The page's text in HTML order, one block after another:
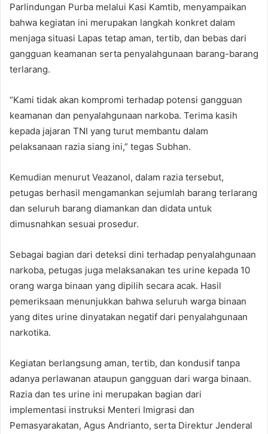
Parlindungan Purba melalui Kasi Kamtib, menyampaikan
bahwa kegiatan ini merupakan langkah konkret dalam
menjaga situasi Lapas tetap aman, tertib, dan bebas dari
gangguan keamanan serta penyalahgunaan barang-barang
terlarang.
“Kami tidak akan kompromi terhadap potensi gangguan
keamanan dan penyalahgunaan narkoba. Terima kasih
kepada jajaran TNI yang turut membantu dalam
pelaksanaan razia siang ini,” tegas Subhan.
Kemudian menurut Veazanol, dalam razia tersebut,
petugas berhasil mengamankan sejumlah barang terlarang
dan seluruh barang diamankan dan didata untuk
dimusnahkan sesuai prosedur.
Sebagai bagian dari deteksi dini terhadap penyalahgunaan
narkoba, petugas juga melaksanakan tes urine kepada 10
orang warga binaan yang dipilih secara acak. Hasil
pemeriksaan menunjukkan bahwa seluruh warga binaan
yang dites urine dinyatakan negatif dari penyalahgunaan
narkotika.
Kegiatan berlangsung aman, tertib, dan kondusif tanpa
adanya perlawanan ataupun gangguan dari warga binaan.
Razia dan tes urine ini merupakan bagian dari
implementasi instruksi Menteri Imigrasi dan
Pemasyarakatan, Agus Andrianto, serta Direktur Jenderal